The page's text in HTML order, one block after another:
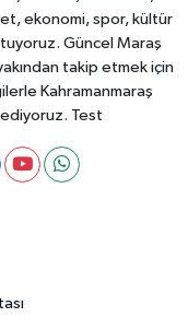
ekonomi, spor, kültür
Güncel Maraş
takip etmek için
Kahramanmaraş
Test